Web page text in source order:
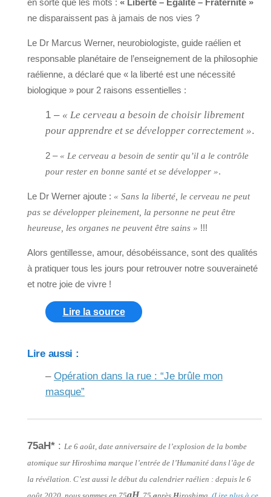
ne disparaissent pas à jamais de nos vies ?
Le Dr Marcus Werner, neurobiologiste, guide raélien et
responsable planétaire de l’enseignement de la philosophie
raélienne, a déclaré que « la liberté est une nécessité
biologique » pour 2 raisons essentielles :
1 – « Le cerveau a besoin de choisir librement
pour apprendre et se développer correctement ».
2 – « Le cerveau a besoin de sentir qu’il a le contrôle
pour rester en bonne santé et se développer ».
Le Dr Werner ajoute : « Sans la liberté, le cerveau ne peut
pas se développer pleinement, la personne ne peut être
heureuse, les organes ne peuvent être sains » !!!
Alors gentillesse, amour, désobéissance, sont des qualités
à pratiquer tous les jours pour retrouver notre souveraineté
et notre joie de vivre !
Lire la source
Lire aussi :
– Opération dans la rue : “Je brûle mon
masque”
75aH* : Le 6 août, date anniversaire de l’explosion de la bombe
atomique sur Hiroshima marque l’entrée de l’Humanité dans l’âge de
la révélation. C’est aussi le début du calendrier raélien : depuis le 6
aH